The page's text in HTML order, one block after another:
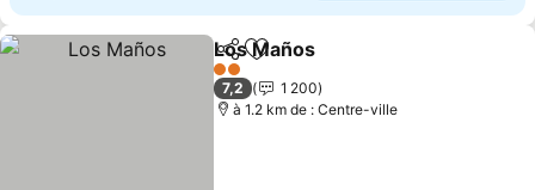
PartagerAjouter à mes favoris
Los Maños
2 Étoiles
7,2
1 200
à 1.2 km de : Centre-ville